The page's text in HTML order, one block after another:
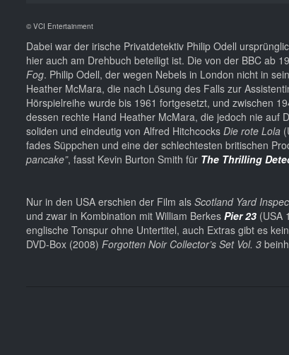
© VCI Entertainment
Dabei war der irische Privatdetektiv Philip Odell
hier auch am Drehbuch beteiligt ist. Die von der BBC ab
Fog. Philip Odell, der wegen Nebels in London nicht in
Heather McMara, die nach Lösung des Falls zur
Hörspielreihe wurde bis 1961 fortgesetzt, und zwischen
dessen rechte Hand Heather McMara, die jedoch nie auf
soliden und eindeutig von Alfred Hitchcocks Die rote Lola
fades Süppchen und eine der schlechtesten britischen
pancake”, fasst Kevin Burton Smith für The Thrilling
Nur in den USA erschien der Film als Scotland Yard
und zwar in Kombination mit William Berkes Pier 23 (USA
englische Tonspur ohne Untertitel, auch Extras gibt es
DVD-Box (2008) Forgotten Noir Collector’s Set Vol. 3